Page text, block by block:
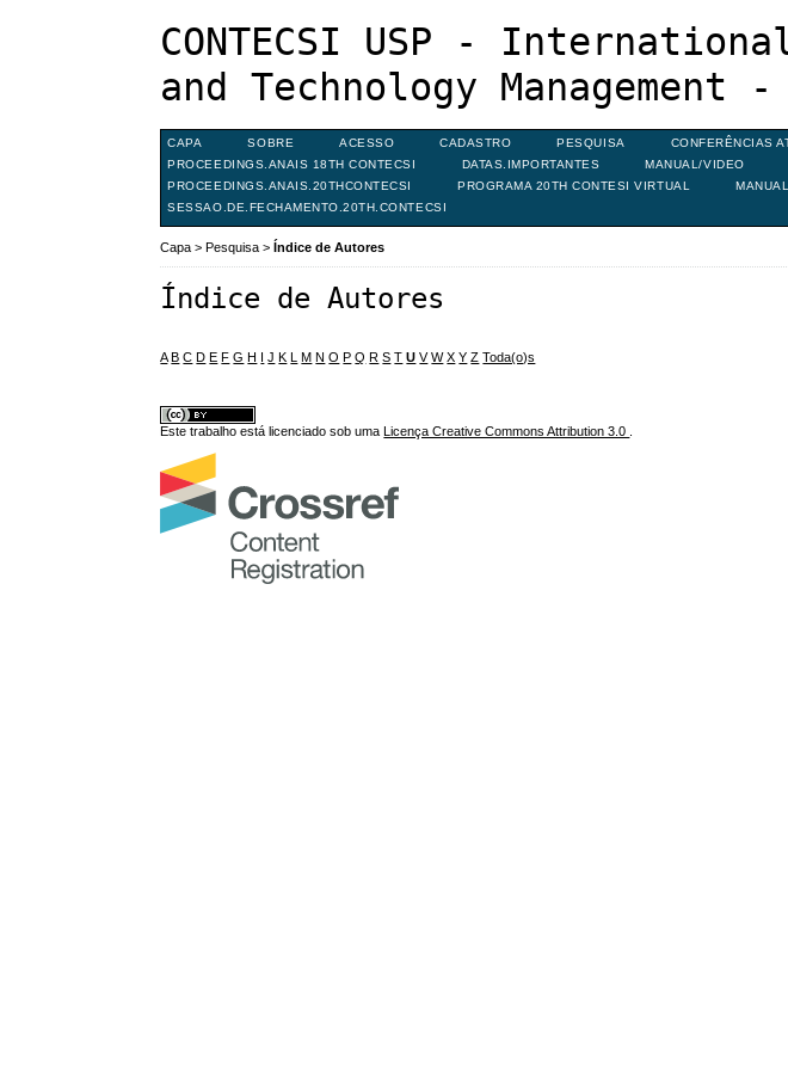
CONTECSI USP -
and Technology Management
CAPA SOBRE ACESSO CADASTRO PESQUISA CONFERÊNCIAS
PROCEEDINGS.ANAIS 18TH CONTECSI
DATAS.IMPORTANTES MANUAL/VIDEO
PROCEEDINGS.ANAIS.20THCONTECSI
PROGRAMA 20TH CONTESI VIRTUAL
SESSAO.DE.FECHAMENTO.20TH.CONTECSI
Capa >Pesquisa >Índice de Autores
Índice de Autores
A B C D E F G H I J K L M N O P Q R S T U V W X Y Z Toda(o)s
Este trabalho está licenciado sob umaLicença Creative Commons Attribution 3.0